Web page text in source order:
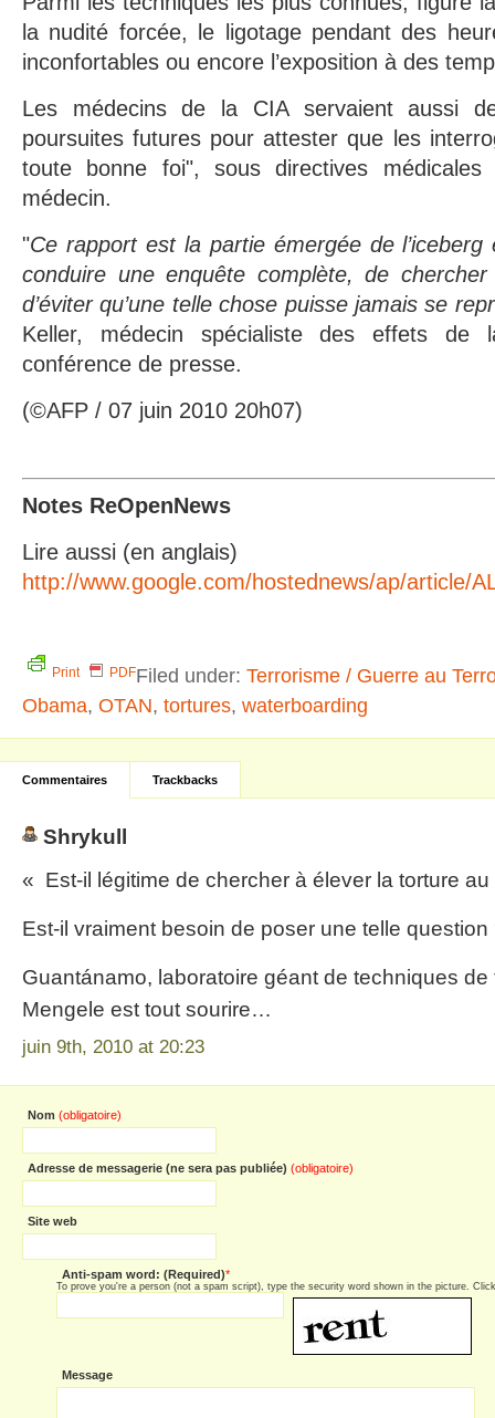
la nudité forcée, le ligotage pendant des
inconfortables ou encore l’exposition à des
Les médecins de la CIA servaient aussi
poursuites futures pour attester que les
toute bonne foi", sous directives médicales
médecin.
"Ce rapport est la partie émergée de
conduire une enquête complète, de
d’éviter qu’une telle chose puisse jamais se
Keller, médecin spécialiste des effets
conférence de presse.
(©AFP / 07 juin 2010 20h07)
Notes ReOpenNews
Lire aussi (en anglais)
http://www.google.com/hostednews/ap/article/
Print PDFFiled under: Terrorisme / Guerre au
Obama, OTAN, tortures, waterboarding
Commentaires Trackbacks
Shrykull
« Est-il légitime de chercher à élever la torture
Est-il vraiment besoin de poser une telle question
Guantánamo, laboratoire géant de techniques
Mengele est tout sourire…
juin 9th, 2010 at 20:23
Nom (obligatoire)
Adresse de messagerie (ne sera pas publiée) (obligatoire)
Site web
Anti-spam word: (Required)*
To prove you're a person (not a spam script), type the security word shown in the picture.
Message